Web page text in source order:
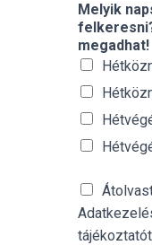
Melyik
megadhat!